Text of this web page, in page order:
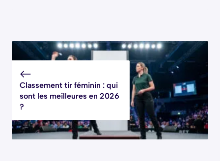
Classement tir féminin : qui
sont les meilleures en 2026
?